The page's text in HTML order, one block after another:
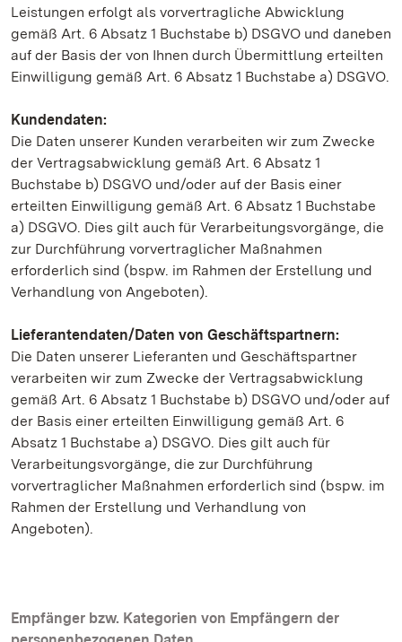
Leistungen erfolgt als vorvertragliche Abwicklung
gemäß Art. 6 Absatz 1 Buchstabe b) DSGVO und daneben
auf der Basis der von Ihnen durch Übermittlung erteilten
Einwilligung gemäß Art. 6 Absatz 1 Buchstabe a) DSGVO.
Kundendaten:
Die Daten unserer Kunden verarbeiten wir zum Zwecke
der Vertragsabwicklung gemäß Art. 6 Absatz 1
Buchstabe b) DSGVO und/oder auf der Basis einer
erteilten Einwilligung gemäß Art. 6 Absatz 1 Buchstabe
a) DSGVO. Dies gilt auch für Verarbeitungsvorgänge, die
zur Durchführung vorvertraglicher Maßnahmen
erforderlich sind (bspw. im Rahmen der Erstellung und
Verhandlung von Angeboten).
Lieferantendaten/Daten von Geschäftspartnern:
Die Daten unserer Lieferanten und Geschäftspartner
verarbeiten wir zum Zwecke der Vertragsabwicklung
gemäß Art. 6 Absatz 1 Buchstabe b) DSGVO und/oder auf
der Basis einer erteilten Einwilligung gemäß Art. 6
Absatz 1 Buchstabe a) DSGVO. Dies gilt auch für
Verarbeitungsvorgänge, die zur Durchführung
vorvertraglicher Maßnahmen erforderlich sind (bspw. im
Rahmen der Erstellung und Verhandlung von
Angeboten).
Empfänger bzw. Kategorien von Empfängern der